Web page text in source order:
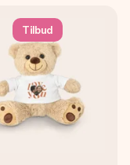
Tilbud